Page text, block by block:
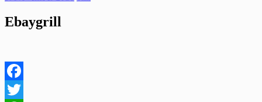
Ebaygrill
Facebook